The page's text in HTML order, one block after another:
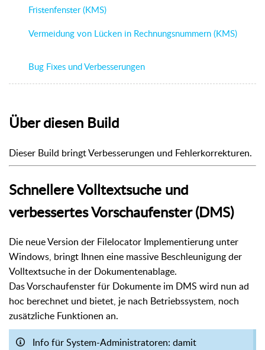
Fristenfenster (KMS)
Vermeidung von Lücken in Rechnungsnummern (KMS)
Bug Fixes und Verbesserungen
Über diesen Build
Dieser Build bringt Verbesserungen und Fehlerkorrekturen.
Schnellere Volltextsuche und
verbessertes Vorschaufenster (DMS)
Die neue Version der Filelocator Implementierung unter
Windows, bringt Ihnen eine massive Beschleunigung der
Volltextsuche in der Dokumentenablage.
Das Vorschaufenster für Dokumente im DMS wird nun ad
hoc berechnet und bietet, je nach Betriebssystem, noch
zusätzliche Funktionen an.
Info für System-Administratoren: damit